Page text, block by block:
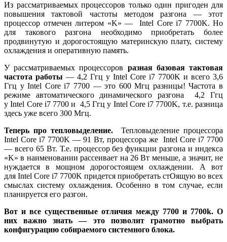
Из рассматриваемых процессоров только один пригоден для
повышения тактовой частоты методом разгона — этот
процессор отмечен литером «K» — Intel Core i7 7700K. Но
для такового разгона необходимо приобретать более
продвинутую и дорогостоящую материнскую плату, систему
охлаждения и оперативную память.
У рассматриваемых процессоров разная базовая тактовая
частота работы — 4,2 Ггц у Intel Core i7 7700K и всего 3,6
Ггц у Intel Core i7 7700 — это 600 Мгц разницы! Частота в
режиме автоматического динамического разгона 4,2 Ггц
у Intel Core i7 7700 и 4,5 Ггц у Intel Core i7 7700K, т.е. разница
здесь уже всего 300 Мгц.
Теперь про тепловыделение. Тепловыделение процессора
Intel Core i7 7700K — 91 Вт, процессора же Intel Core i7 7700
— всего 65 Вт. Т.е. процессор без функции разгона и индекса
«K» в наименовании рассеивает на 26 Вт меньше, а значит, не
нуждается в мощном дорогостоящем охлаждении. А вот
для Intel Core i7 7700K придется приобретать стОящую во всех
смыслах систему охлаждения. Особенно в том случае, если
планируется его разгон.
Вот и все существенные отличия между 7700 и 7700k. О
них важно знать — это позволит грамотно выбрать
конфигурацию собираемого системного блока.